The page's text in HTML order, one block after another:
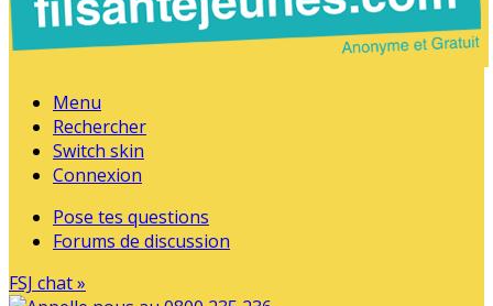
Menu
Rechercher
Switch skin
Connexion
Pose tes questions
Forums de discussion
FSJ chat »